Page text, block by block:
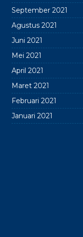
September 2021
Agustus 2021
Juni 2021
Mei 2021
April 2021
Maret 2021
Februari 2021
Januari 2021